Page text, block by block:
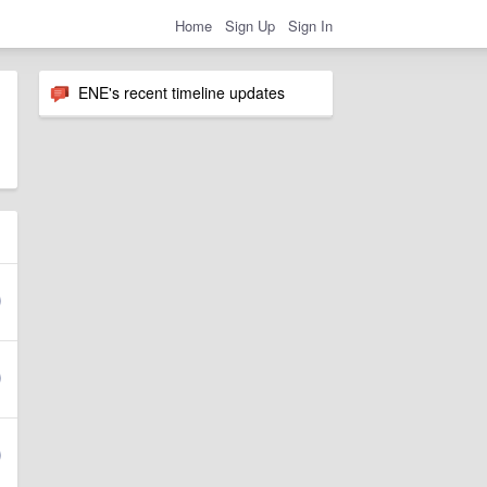
Home Sign Up Sign In
ENE's recent timeline updates